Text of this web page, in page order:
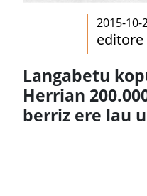
2015-10-
editore
Langabetu
Herrian
berriz ere lau